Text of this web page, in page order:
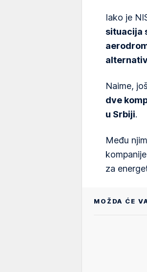
Iako je
situacija
Naime,
dve
u Srbiji.
Među
za
MOŽDA ĆE